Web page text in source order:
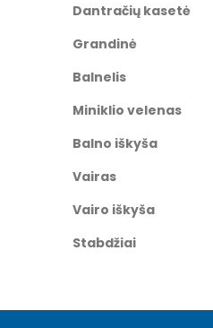
Dantračių kasetė
Grandinė
Balnelis
Miniklio velenas
Balno iškyša
Vairas
Vairo iškyša
Stabdžiai